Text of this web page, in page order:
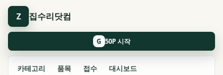
Z 집수리닷컴
카테고리 품목 접수 대시보드
G